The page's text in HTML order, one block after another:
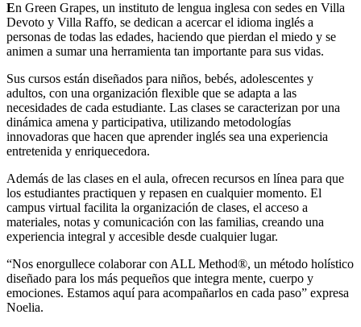
En Green Grapes, un instituto de lengua inglesa con sedes en Villa
Devoto y Villa Raffo, se dedican a acercar el idioma inglés a
personas de todas las edades, haciendo que pierdan el miedo y se
animen a sumar una herramienta tan importante para sus vidas.
Sus cursos están diseñados para niños, bebés, adolescentes y
adultos, con una organización flexible que se adapta a las
necesidades de cada estudiante. Las clases se caracterizan por una
dinámica amena y participativa, utilizando metodologías
innovadoras que hacen que aprender inglés sea una experiencia
entretenida y enriquecedora.
Además de las clases en el aula, ofrecen recursos en línea para que
los estudiantes practiquen y repasen en cualquier momento. El
campus virtual facilita la organización de clases, el acceso a
materiales, notas y comunicación con las familias, creando una
experiencia integral y accesible desde cualquier lugar.
“Nos enorgullece colaborar con ALL Method®, un método holístico
diseñado para los más pequeños que integra mente, cuerpo y
emociones. Estamos aquí para acompañarlos en cada paso” expresa
Noelia.